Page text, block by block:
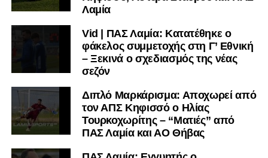
Λαμία
Vid | ΠΑΣ Λαμία: Κατατέθηκε ο
φάκελος συμμετοχής στη Γ’ Εθνική
– Ξεκινά ο σχεδιασμός της νέας
σεζόν
Διπλό Μαρκάρισμα: Αποχωρεί από
τον ΑΠΣ Κηφισσό ο Ηλίας
Τουρκοχωρίτης – “Ματιές” από
ΠΑΣ Λαμία και ΑΟ Θήβας